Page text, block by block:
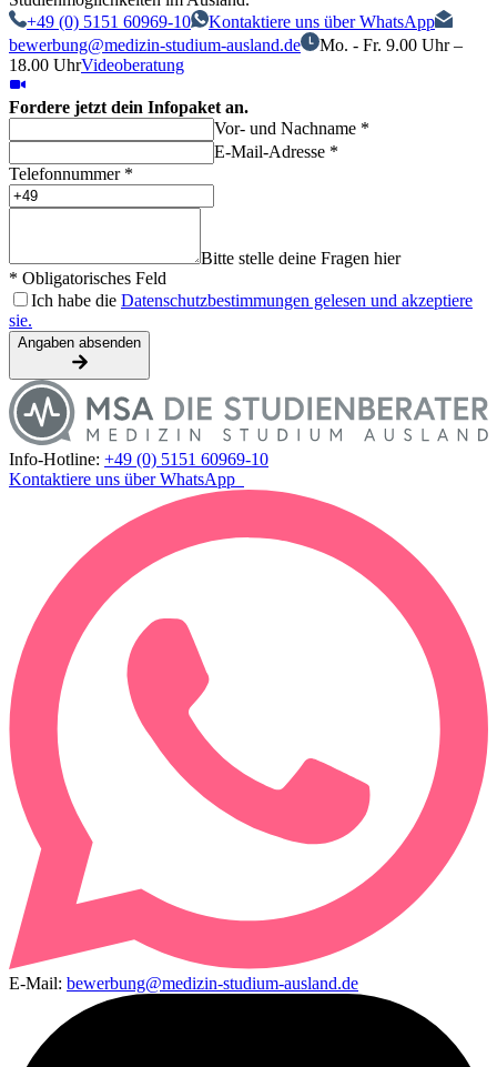
+49 (0) 5151 60969-10
Kontaktiere uns über WhatsApp
bewerbung@medizin-studium-ausland.de
Mo. - Fr. 9.00 Uhr –
18.00 UhrVideoberatung
Fordere jetzt dein Infopaket an.
Vor- und Nachname *
E-Mail-Adresse *
Telefonnummer *
Bitte stelle deine Fragen hier
* Obligatorisches Feld
Ich habe die Datenschutzbestimmungen gelesen und akzeptiere
sie.
Angaben absenden
Info-Hotline: +49 (0) 5151 60969-10
Kontaktiere uns über WhatsApp
E-Mail: bewerbung@medizin-studium-ausland.de